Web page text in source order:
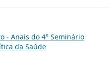
- Anais do 4° Seminário
da Saúde